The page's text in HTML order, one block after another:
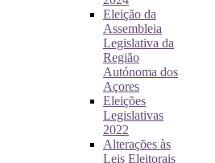
Eleição da
Assembleia
Legislativa da
Região
Autónoma dos
Açores
Eleições
Legislativas
2022
Alterações às
Leis Eleitorais